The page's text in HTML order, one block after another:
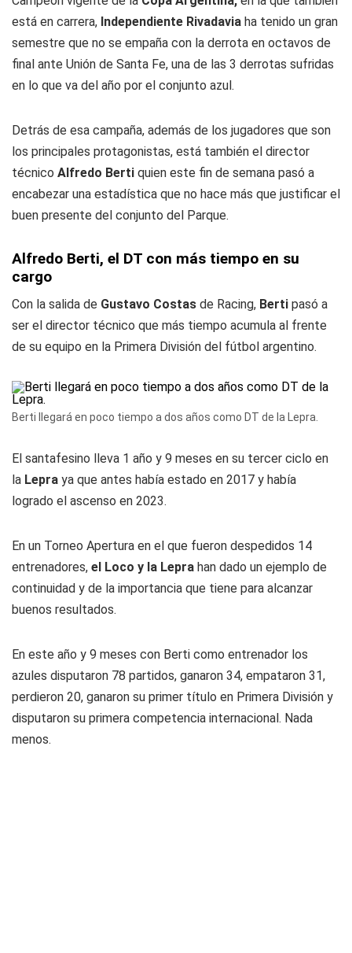
está en carrera, Independiente Rivadavia ha tenido un gran
semestre que no se empaña con la derrota en octavos de
final ante Unión de Santa Fe, una de las 3 derrotas sufridas
en lo que va del año por el conjunto azul.
Detrás de esa campaña, además de los jugadores que son
los principales protagonistas, está también el director
técnico Alfredo Berti quien este fin de semana pasó a
encabezar una estadística que no hace más que justificar el
buen presente del conjunto del Parque.
Alfredo Berti, el DT con más tiempo en su
cargo
Con la salida de Gustavo Costas de Racing, Berti pasó a
ser el director técnico que más tiempo acumula al frente
de su equipo en la Primera División del fútbol argentino.
Berti llegará en poco tiempo a dos años como DT de la Lepra.
El santafesino lleva 1 año y 9 meses en su tercer ciclo en
la Lepra ya que antes había estado en 2017 y había
logrado el ascenso en 2023.
En un Torneo Apertura en el que fueron despedidos 14
entrenadores, el Loco y la Lepra han dado un ejemplo de
continuidad y de la importancia que tiene para alcanzar
buenos resultados.
En este año y 9 meses con Berti como entrenador los
azules disputaron 78 partidos, ganaron 34, empataron 31,
perdieron 20, ganaron su primer título en Primera División y
disputaron su primera competencia internacional. Nada
menos.